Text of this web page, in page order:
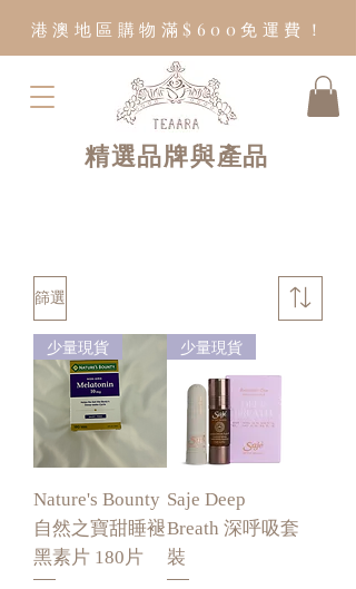
港澳地區購物滿$600免運費！
精選品牌與產品
篩選
少量現貨
Nature's Bounty
自然之寶甜睡褪
黑素片 180片
少量現貨
Saje Deep
Breath 深呼吸套
裝